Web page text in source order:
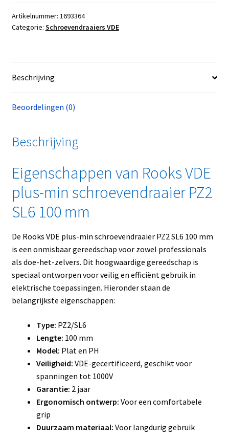
Artikelnummer: 1693364
Categorie: Schroevendraaiers VDE
Beschrijving
Beoordelingen (0)
Beschrijving
Eigenschappen van Rooks VDE
plus-min schroevendraaier PZ2
SL6 100 mm
De Rooks VDE plus-min schroevendraaier PZ2 SL6 100 mm
is een onmisbaar gereedschap voor zowel professionals
als doe-het-zelvers. Dit hoogwaardige gereedschap is
speciaal ontworpen voor veilig en efficiënt gebruik in
elektrische toepassingen. Hieronder staan de
belangrijkste eigenschappen:
Type: PZ2/SL6
Lengte: 100 mm
Model: Plat en PH
Veiligheid: VDE-gecertificeerd, geschikt voor
spanningen tot 1000V
Garantie: 2 jaar
Ergonomisch ontwerp: Voor een comfortabele
grip
Duurzaam materiaal: Voor langdurig gebruik